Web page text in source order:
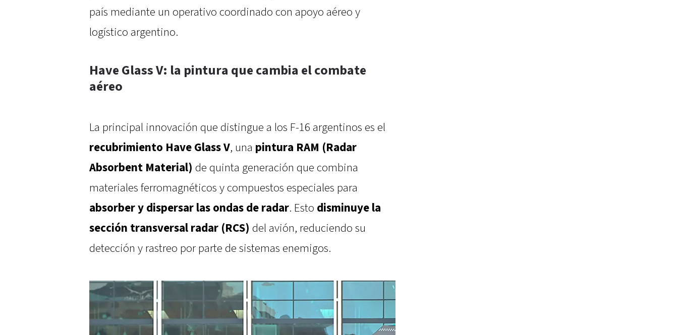
país mediante un operativo coordinado con apoyo aéreo y
logístico argentino.
Have Glass V: la pintura que cambia el combate
aéreo
La principal innovación que distingue a los F-16 argentinos es el
recubrimiento Have Glass V, una pintura RAM (Radar
Absorbent Material) de quinta generación que combina
materiales ferromagnéticos y compuestos especiales para
absorber y dispersar las ondas de radar. Esto disminuye la
sección transversal radar (RCS) del avión, reduciendo su
detección y rastreo por parte de sistemas enemigos.